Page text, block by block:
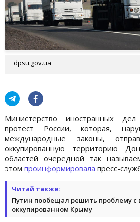
dpsu.gov.ua
Министерство иностранных
протест России, которая,
международные законы,
оккупированную территорию
областей очередной так
этом проинформировала пресс-
Читай также:
Путин пообещал решить проблему с
оккупированном Крыму